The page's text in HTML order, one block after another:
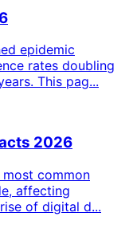
epidemic
rates doubling
This pag...
2026
common
affecting
of digital d...